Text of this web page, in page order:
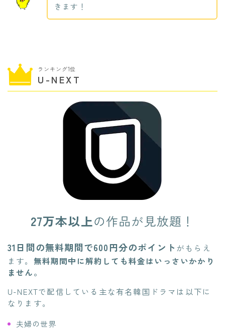
きます！
ランキング1位
U-NEXT
27万本以上の作品が見放題！
31日間の無料期間で600円分のポイント がもらえ
ます。 無料期間中に解約しても料金はいっさいかかり
ません。
U-NEXTで配信している主な有名韓国ドラマは以下に
なります。
夫婦の世界